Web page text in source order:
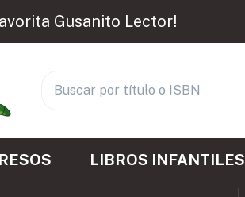
Gusanito Lector!
LIBROS INFANTILES